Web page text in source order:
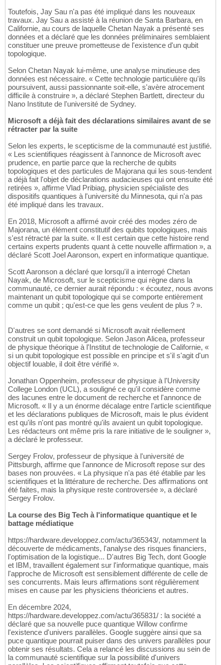
Toutefois, Jay Sau n'a pas été impliqué dans les nouveaux
travaux. Jay Sau a assisté à la réunion de Santa Barbara, en
Californie, au cours de laquelle Chetan Nayak a présenté ses
données et a déclaré que les données préliminaires semblaient
constituer une preuve prometteuse de l'existence d'un qubit
topologique.
Selon Chetan Nayak lui-même, une analyse minutieuse des
données est nécessaire. « Cette technologie particulière qu'ils
poursuivent, aussi passionnante soit-elle, s'avère atrocement
difficile à construire », a déclaré Stephen Bartlett, directeur du
Nano Institute de l'université de Sydney.
Microsoft a déjà fait des déclarations similaires avant de se
rétracter par la suite
Selon les experts, le scepticisme de la communauté est justifié.
« Les scientifiques réagissent à l'annonce de Microsoft avec
prudence, en partie parce que la recherche de qubits
topologiques et des particules de Majorana qui les sous-tendent
a déjà fait l'objet de déclarations audacieuses qui ont ensuite été
retirées », affirme Vlad Pribiag, physicien spécialiste des
dispositifs quantiques à l'université du Minnesota, qui n'a pas
été impliqué dans les travaux.
En 2018, Microsoft a affirmé avoir créé des modes zéro de
Majorana, un élément constitutif des qubits topologiques, mais
s'est rétracté par la suite. « Il est certain que cette histoire rend
certains experts prudents quant à cette nouvelle affirmation », a
déclaré Scott Joel Aaronson, expert en informatique quantique.
Scott Aaronson a déclaré que lorsqu'il a interrogé Chetan
Nayak, de Microsoft, sur le scepticisme qui règne dans la
communauté, ce dernier aurait répondu : « écoutez, nous avons
maintenant un qubit topologique qui se comporte entièrement
comme un qubit ; qu'est-ce que les gens veulent de plus ? ».
D'autres se sont demandé si Microsoft avait réellement
construit un qubit topologique. Selon Jason Alicea, professeur
de physique théorique à l'Institut de technologie de Californie, «
si un qubit topologique est possible en principe et s'il s'agit d'un
objectif louable, il doit être vérifié ».
Jonathan Oppenheim, professeur de physique à l'University
College London (UCL), a souligné ce qu'il considère comme
des lacunes entre le document de recherche et l'annonce de
Microsoft. « Il y a un énorme décalage entre l'article scientifique
et les déclarations publiques de Microsoft, mais le plus évident
est qu'ils n'ont pas montré qu'ils avaient un qubit topologique.
Les rédacteurs ont même pris la rare initiative de le souligner »,
a déclaré le professeur.
Sergey Frolov, professeur de physique à l'université de
Pittsburgh, affirme que l'annonce de Microsoft repose sur des
bases non prouvées. « La physique n'a pas été établie par les
scientifiques et la littérature de recherche. Des affirmations ont
été faites, mais la physique reste controversée », a déclaré
Sergey Frolov.
La course des Big Tech à l'informatique quantique et le
battage médiatique
https://hardware.developpez.com/actu/365343/, notamment la
découverte de médicaments, l'analyse des risques financiers,
l'optimisation de la logistique... D'autres Big Tech, dont Google
et IBM, travaillent également sur l'informatique quantique, mais
l'approche de Microsoft est sensiblement différente de celle de
ses concurrents. Mais leurs affirmations sont régulièrement
mises en cause par les physiciens théoriciens et autres.
En décembre 2024,
https://hardware.developpez.com/actu/365831/ : la société a
déclaré que sa nouvelle puce quantique Willow confirme
l'existence d'univers parallèles. Google suggère ainsi que sa
puce quantique pourrait puiser dans des univers parallèles pour
obtenir ses résultats. Cela a relancé les discussions au sein de
la communauté scientifique sur la possibilité d'univers